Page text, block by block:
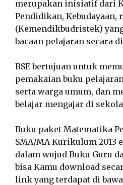
merupakan inisiatif dari
Pendidikan,
(Kemendikbudristek)
bacaan pelajaran secara
BSE bertujuan untuk
pemakaian buku
serta warga umum, dan
belajar mengajar di
Buku paket Matematika
SMA/MA Kurikulum 2013
dalam wujud Buku Guru
bisa Kamu download
link yang terdapat di